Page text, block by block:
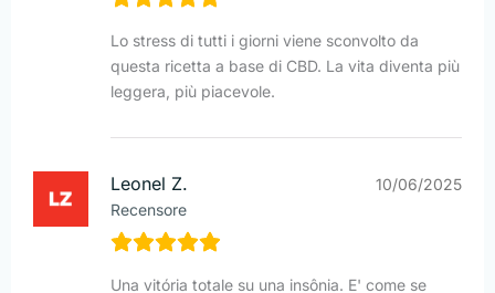
Lo stress di tutti i giorni viene sconvolto da
questa ricetta a base di CBD. La vita diventa più
leggera, più piacevole.
Leonel Z.
Recensore
10/06/2025
Una vitória totale su una insônia. E' come se